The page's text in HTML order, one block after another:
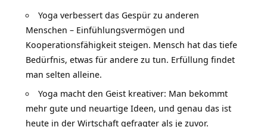
Yoga verbessert das Gespür zu anderen
Menschen – Einfühlungsvermögen und
Kooperationsfähigkeit steigen. Mensch hat das tiefe
Bedürfnis, etwas für andere zu tun. Erfüllung findet
man selten alleine.
Yoga macht den Geist kreativer: Man bekommt
mehr gute und neuartige Ideen, und genau das ist
heute in der Wirtschaft gefragter als je zuvor.